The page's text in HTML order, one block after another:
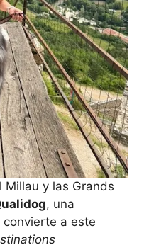
y las Grands
, una
a este